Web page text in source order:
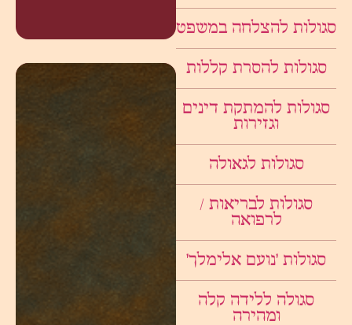
סגולות להצלחה במשפט
סגולות להסרת קללות
סגולות להמתקת דינים
וגזירות
סגולות לגאולה
סגולות לבריאות /
לרפואה
סגולות ׳נועם אלימלך׳
סגולה ללידה קלה
ומהירה